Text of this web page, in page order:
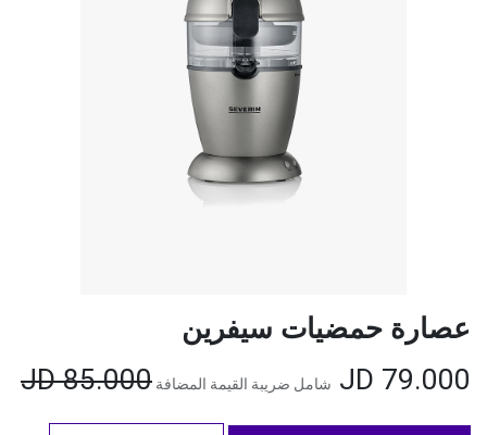
عصارة حمضيات سيفرين
79.000
شامل ضريبة القيمة المضافة 85.000
JD